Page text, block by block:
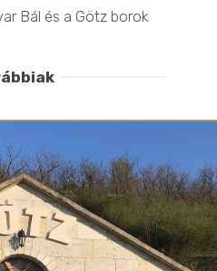
Bál és a Götz borok